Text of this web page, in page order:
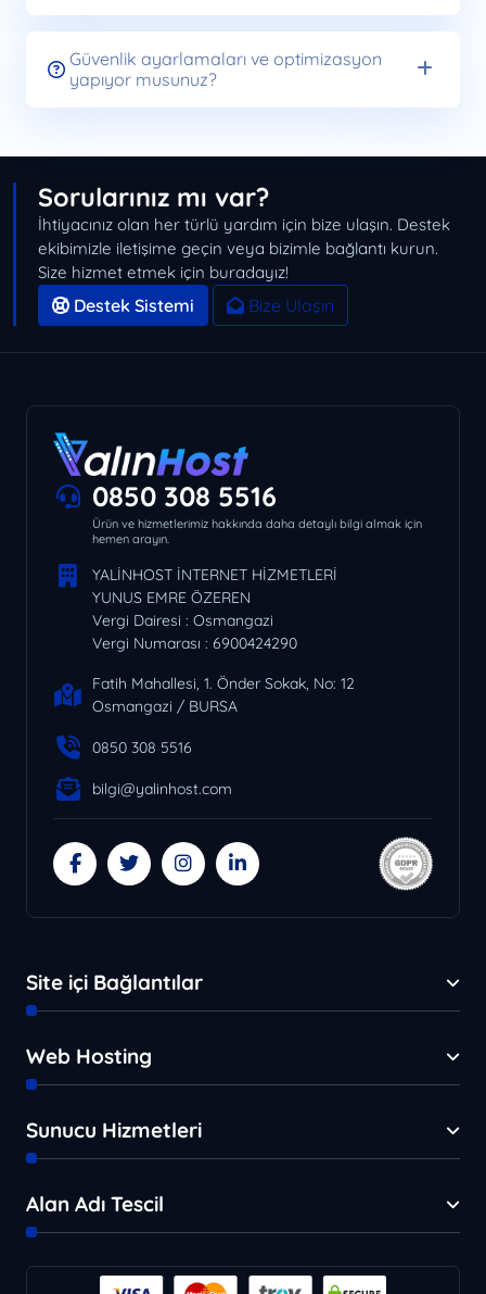
Güvenlik ayarlamaları ve optimizasyon
yapıyor musunuz?
Sorularınız mı var?
İhtiyacınız olan her türlü yardım için bize ulaşın. Destek
ekibimizle iletişime geçin veya bizimle bağlantı kurun.
Size hizmet etmek için buradayız!
Destek Sistemi Bize Ulaşın
0850 308 5516
Ürün ve hizmetlerimiz hakkında daha detaylı bilgi almak için
hemen arayın.
YALİNHOST İNTERNET HİZMETLERİ
YUNUS EMRE ÖZEREN
Vergi Dairesi : Osmangazi
Vergi Numarası : 6900424290
Fatih Mahallesi, 1. Önder Sokak, No: 12
Osmangazi / BURSA
0850 308 5516
bilgi@yalinhost.com
Site içi Bağlantılar
Web Hosting
Sunucu Hizmetleri
Alan Adı Tescil